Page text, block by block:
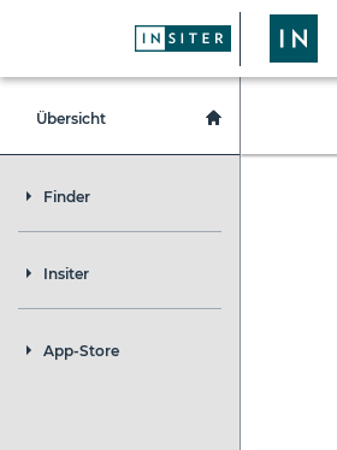
Übersicht
Finder
Insiter
App-Store